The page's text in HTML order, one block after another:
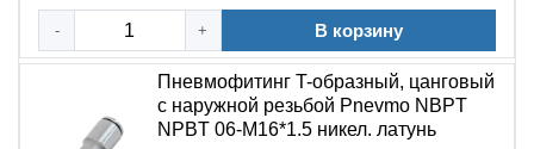
- + В корзину
Пневмофитинг T-образный, цанговый
с наружной резьбой Pnevmo NBPT
NPBT 06-M16*1.5 никел. латунь